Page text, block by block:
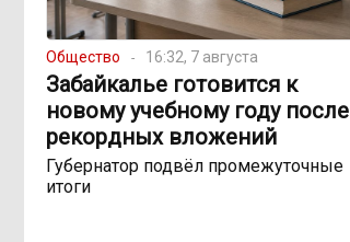
Общество 16:32, 7 августа
Забайкалье готовится к
новому учебному году после
рекордных вложений
Губернатор подвёл промежуточные
итоги